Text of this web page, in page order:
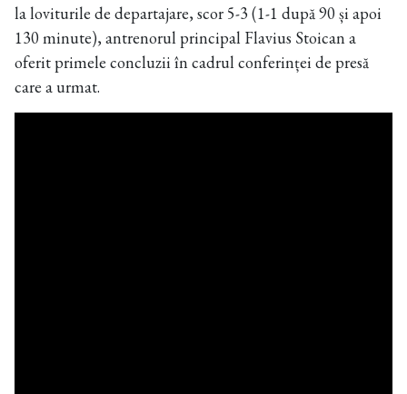
la loviturile de departajare, scor 5-3 (1-1 după 90 și apoi
130 minute), antrenorul principal Flavius Stoican a
oferit primele concluzii în cadrul conferinței de presă
care a urmat.